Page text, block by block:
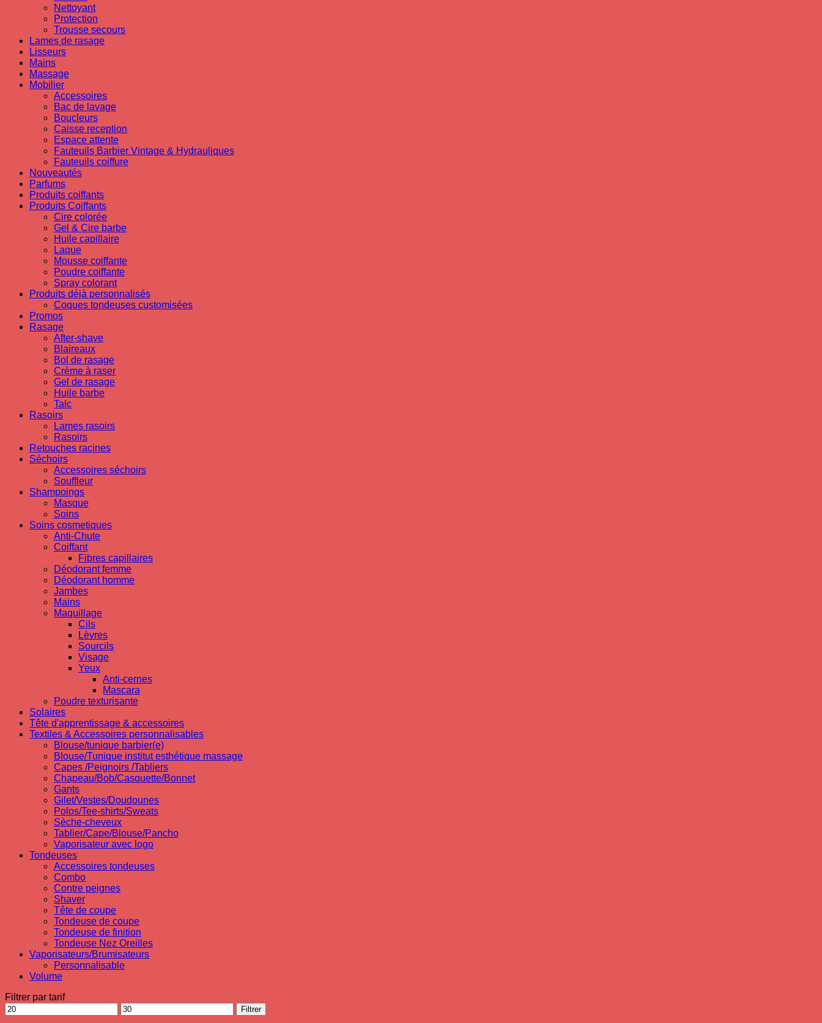
Nettoyant
Protection
Trousse secours
Lames de rasage
Lisseurs
Mains
Massage
Mobilier
Accessoires
Bac de lavage
Boucleurs
Caisse reception
Espace attente
Fauteuils Barbier Vintage & Hydrauliques
Fauteuils coiffure
Nouveautés
Parfums
Produits coiffants
Produits Coiffants
Cire colorée
Gel & Cire barbe
Huile capillaire
Laque
Mousse coiffante
Poudre coiffante
Spray colorant
Produits déjà personnalisés
Coques tondeuses customisées
Promos
Rasage
After-shave
Blaireaux
Bol de rasage
Crème à raser
Gel de rasage
Huile barbe
Talc
Rasoirs
Lames rasoirs
Rasoirs
Retouches racines
Séchoirs
Accessoires séchoirs
Souffleur
Shampoings
Masque
Soins
Soins cosmetiques
Anti-Chute
Coiffant
Fibres capillaires
Déodorant femme
Déodorant homme
Jambes
Mains
Maquillage
Cils
Lèvres
Sourcils
Visage
Yeux
Anti-cernes
Mascara
Poudre texturisante
Solaires
Tête d'apprentissage & accessoires
Textiles & Accessoires personnalisables
Blouse/tunique barbier(e)
Blouse/Tunique institut esthétique massage
Capes /Peignoirs /Tabliers
Chapeau/Bob/Casquette/Bonnet
Gants
Gilet/Vestes/Doudounes
Polos/Tee-shirts/Sweats
Sèche-cheveux
Tablier/Cape/Blouse/Pancho
Vaporisateur avec logo
Tondeuses
Accessoires tondeuses
Combo
Contre peignes
Shaver
Tête de coupe
Tondeuse de coupe
Tondeuse de finition
Tondeuse Nez Oreilles
Vaporisateurs/Brumisateurs
Personnalisable
Volume
Filtrer par tarif
Prix
min
Prix
max
Filtrer